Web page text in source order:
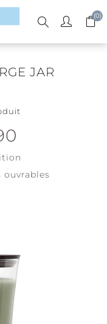
(0)
JAR
ouvrables